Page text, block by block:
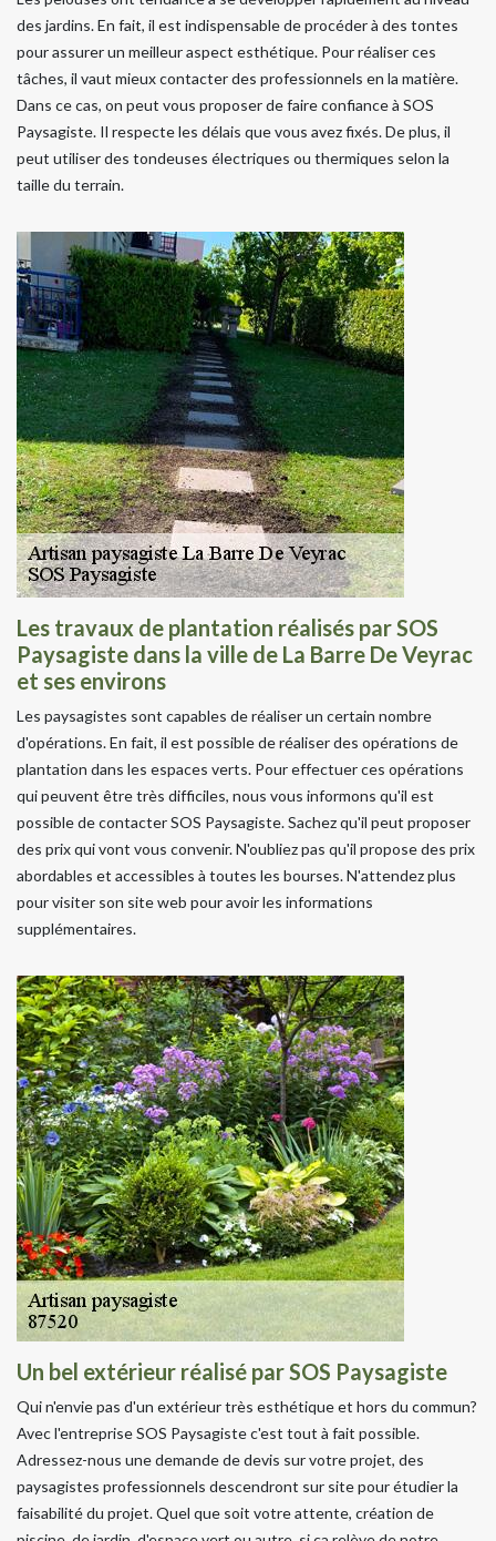
des jardins. En fait, il est indispensable de procéder à des tontes
pour assurer un meilleur aspect esthétique. Pour réaliser ces
tâches, il vaut mieux contacter des professionnels en la matière.
Dans ce cas, on peut vous proposer de faire confiance à SOS
Paysagiste. Il respecte les délais que vous avez fixés. De plus, il
peut utiliser des tondeuses électriques ou thermiques selon la
taille du terrain.
Les travaux de plantation réalisés par SOS
Paysagiste dans la ville de La Barre De Veyrac
et ses environs
Les paysagistes sont capables de réaliser un certain nombre
d'opérations. En fait, il est possible de réaliser des opérations de
plantation dans les espaces verts. Pour effectuer ces opérations
qui peuvent être très difficiles, nous vous informons qu'il est
possible de contacter SOS Paysagiste. Sachez qu'il peut proposer
des prix qui vont vous convenir. N'oubliez pas qu'il propose des prix
abordables et accessibles à toutes les bourses. N'attendez plus
pour visiter son site web pour avoir les informations
supplémentaires.
Un bel extérieur réalisé par SOS Paysagiste
Qui n'envie pas d'un extérieur très esthétique et hors du commun?
Avec l'entreprise SOS Paysagiste c'est tout à fait possible.
Adressez-nous une demande de devis sur votre projet, des
paysagistes professionnels descendront sur site pour étudier la
faisabilité du projet. Quel que soit votre attente, création de